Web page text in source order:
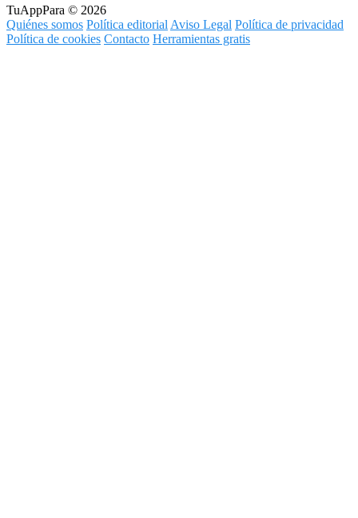
TuAppPara © 2026
Quiénes somos Política editorialAviso Legal Política de privacidad
Política de cookies Contacto Herramientas gratis